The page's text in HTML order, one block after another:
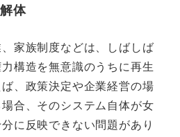
体
家族制度などは、しばしば
構造を無意識のうちに再生
、政策決定や企業経営の場
合、そのシステム自体が女
に反映できない問題があり